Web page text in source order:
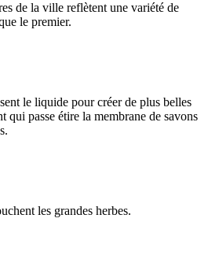
de la ville reflètent une variété de
le premier.
le liquide pour créer de plus belles
qui passe étire la membrane de savons
les grandes herbes.